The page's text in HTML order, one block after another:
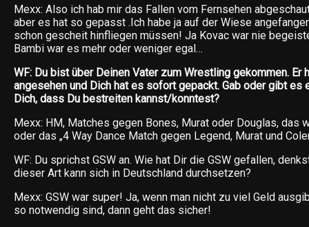
Mexx: Also ich hab mir das Fallen vom Fernsehen
aber es hat so gepasst .Ich habe ja auf der Wiese
schon gescheit hinfliegen müssen! Ja Kovac war nie
Bambi war es mehr oder weniger egal…
WF: Du bist über Deinen Vater zum Wrestling gekommen. Er
angesehen und Dich hat es sofort gepackt. Gab oder gibt es
Dich, dass Du bestreiten kannst/konntest?
Mexx: HM, Matches gegen Bones, Murat oder Douglas, das
oder das „4 Way Dance Match gegen Legend, Murat und
WF: Du sprichst GSW an. Wie hat Dir die GSW gefallen,
dieser Art kann sich in Deutschland durchsetzen?
Mexx: GSW war super! Ja, wenn man nicht zu viel Geld
so notwendig sind, dann geht das sicher!